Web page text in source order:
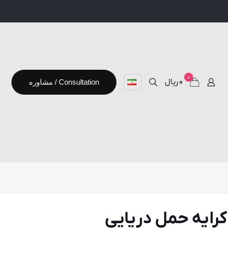
0 ۰ ریال مشاوره / Consultation
بخشنامه تكميلی اعلام GRI كرايه حمل دريايی